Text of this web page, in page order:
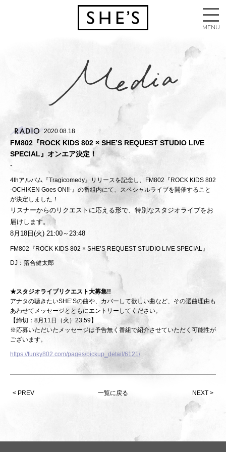
2020.08.18
FM802『ROCK KIDS 802 × SHE’S REQUEST STUDIO LIVE
SPECIAL』オンエア決定！
4thアルバム『Tragicomedy』リリースを記念し、FM802『ROCK KIDS 802
-OCHIKEN Goes ON!!-』の番組内にて、スペシャルライブを開催すること
が決定しました！
リスナーからのリクエストに応える形で、特別なスタジオライブをお
届けします。
8月18日(火) 21:00～23:48
FM802『ROCK KIDS 802 × SHE’S REQUEST STUDIO LIVE SPECIAL』
DJ：落合健太郎
★スタジオライブリクエスト大募集!!
アナタの聴きたいSHE’Sの曲や、カバーして欲しい曲など、その選曲理由も
あわせてメッセージとともにエントリーしてください。
【締切：8月11日（火）23:59】
※応募いただいたメッセージは予告無く番組で紹介させていただく可能性が
ございます。
https://funky802.com/pages/pickup_detail/6121/
< PREV NEXT >
一覧に戻る